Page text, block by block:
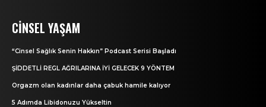
CINSEL YAŞAM
“Cinsel Sağlık Senin Hakkın” Podcast Serisi Başladı
ŞİDDETLİ REGL AĞRILARINA İYİ GELECEK 9 YÖNTEM
Orgazm olan kadınlar daha çabuk hamile kalıyor
5 Adımda Libidonuzu Yükseltin